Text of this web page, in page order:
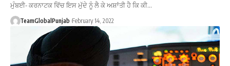
ਮੁੰਬਈ- ਕਰਨਾਟਕ ਵਿੱਚ ਇਸ ਮੁੱਦੇ ਨੂੰ ਲੈ ਕੇ ਅਸ਼ਾਂਤੀ ਹੈ ਕਿ ਕੀ…
TeamGlobalPunjab February 14, 2022